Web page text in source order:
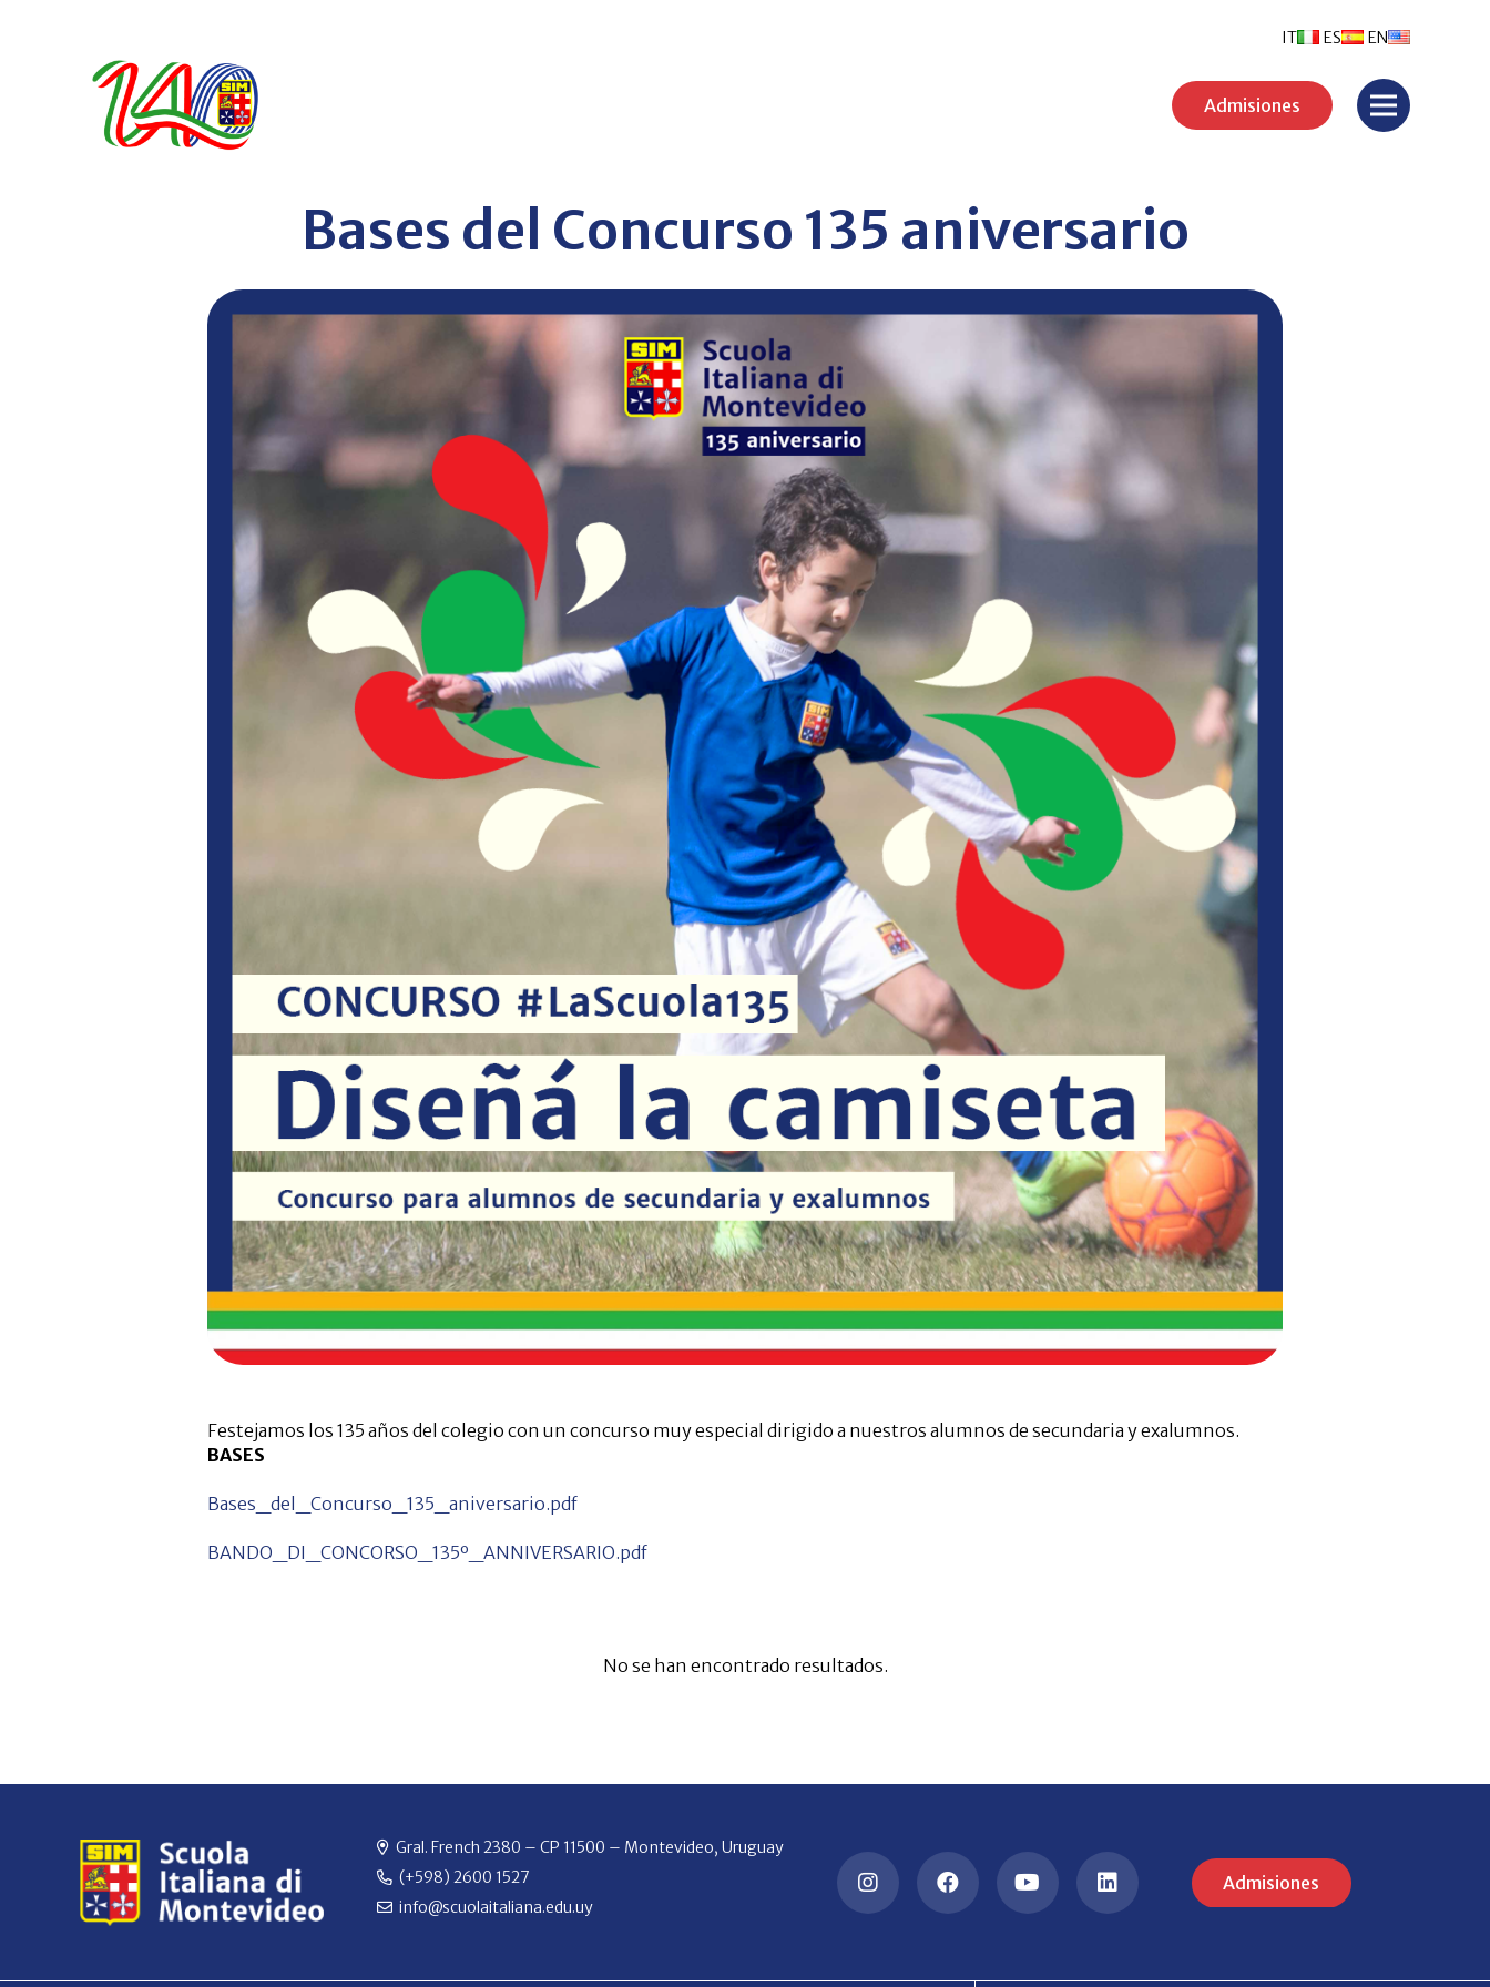
ES EN
IT
Admisiones
Bases del Concurso 135 aniversario
Festejamos los 135 años del colegio con un concurso muy especial dirigido a nuestros alumnos de secundaria y exalumnos.
BASES
Bases_del_Concurso_135_aniversario.pdf
BANDO_DI_CONCORSO_135º_ANNIVERSARIO.pdf
No se han encontrado resultados.
Gral. French 2380 – CP 11500 – Montevideo, Uruguay
(+598) 2600 1527
info@scuolaitaliana.edu.uy
Admisiones